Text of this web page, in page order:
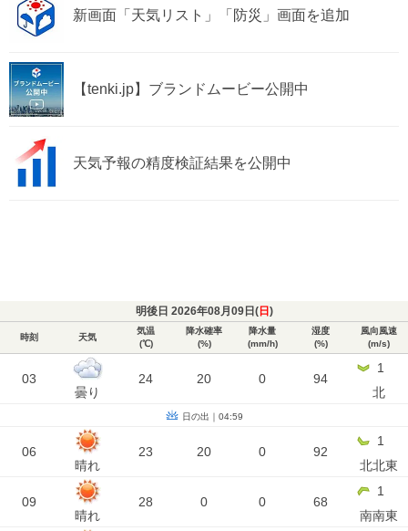
新画面「天気リスト」「防災」画面を追加
【tenki.jp】ブランドムービー公開中
天気予報の精度検証結果を公開中
明後日 2026年08月09日(日 )
時刻 天気
気温
(℃)
降水確率
(%)
降水量
(mm/h)
湿度
(%)
風向風速
(m/s)
03
曇り
24 20 0 94
1
北
日の出｜04:59
06
晴れ
23 20 0 92
1
北北東
09
晴れ
28 0 0 68
1
南南東